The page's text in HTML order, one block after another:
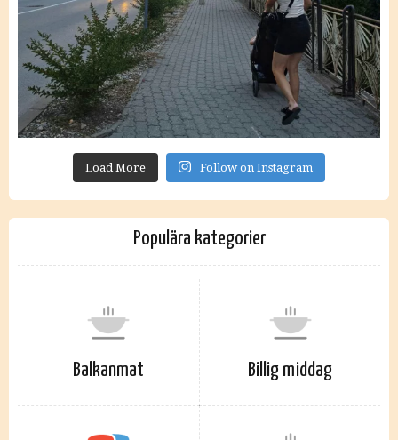
Load More Follow on Instagram
Populära kategorier
Balkanmat Billig middag